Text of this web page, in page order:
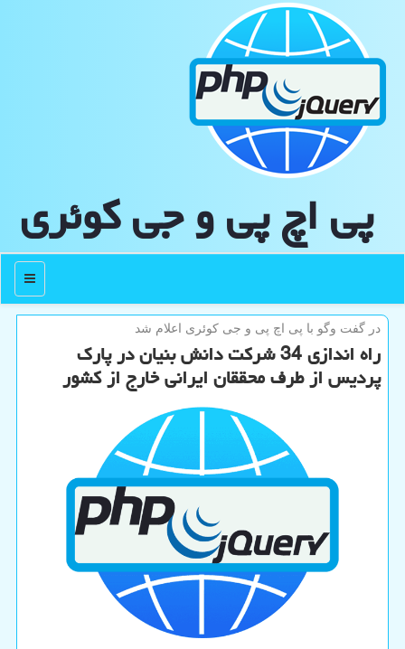
پی اچ پی و جی كوئری
منو
در گفت وگو با پی اچ پی و جی كوئری اعلام شد
راه اندازی 34 شركت دانش بنیان در پارك
پردیس از طرف محققان ایرانی خارج از كشور